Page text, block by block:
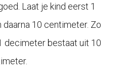
Laat je kind eerst 1
10 centimeter. Zo
decimeter bestaat uit 10